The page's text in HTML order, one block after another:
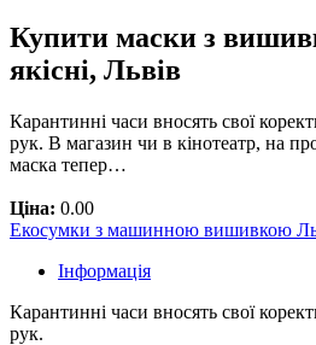
Купити маски з
якісні, Львів
Карантинні часи вносять свої
рук. В магазин чи в кінотеатр, на
маска тепер…
Ціна: 0.00
Екосумки з машинною вишивкою
Інформація
Карантинні часи вносять свої
рук.